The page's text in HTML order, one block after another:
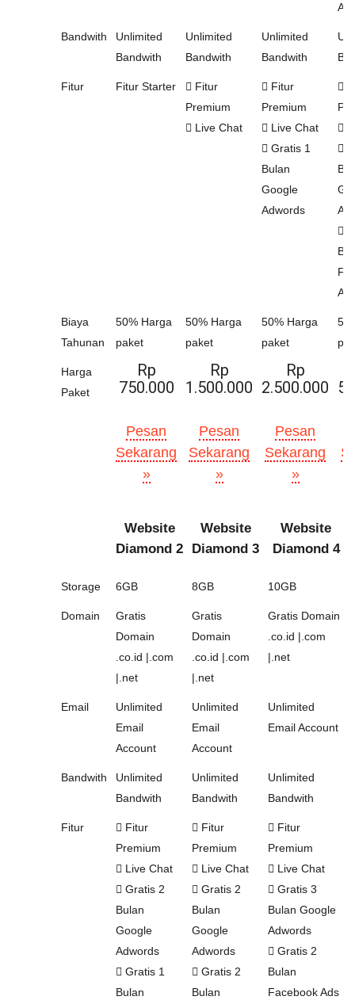
Bandwith
Unlimited
Bandwith
Unlimited
Bandwith
Unlimited
Bandwith
Fitur Fitur Starter
Fitur
Premium
Live Chat
Fitur
Premium
Live Chat
Gratis 1
Bulan
Google
Adwords
Biaya
Tahunan
50% Harga
paket
50% Harga
paket
50% Harga
paket
Harga
Paket
Rp
750.000
Rp
1.500.000
Rp
2.500.000
Pesan
Sekarang
»
Pesan
Sekarang
»
Pesan
Sekarang
»
Website
Diamond 2
Website
Diamond 3
Website
Diamond 4
Storage 6GB 8GB 10GB
Domain
Gratis
Domain
.co.id |.com
|.net
Gratis
Domain
.co.id |.com
|.net
Gratis Domain
.co.id |.com
|.net
Email
Unlimited
Email
Account
Unlimited
Email
Account
Unlimited
Email Account
Bandwith
Unlimited
Bandwith
Unlimited
Bandwith
Unlimited
Bandwith
Fitur
Fitur
Premium
Live Chat
Gratis 2
Bulan
Google
Adwords
Gratis 1
Bulan
Fitur
Premium
Live Chat
Gratis 2
Bulan
Google
Adwords
Gratis 2
Bulan
Fitur
Premium
Live Chat
Gratis 3
Bulan Google
Adwords
Gratis 2
Bulan
Facebook Ads